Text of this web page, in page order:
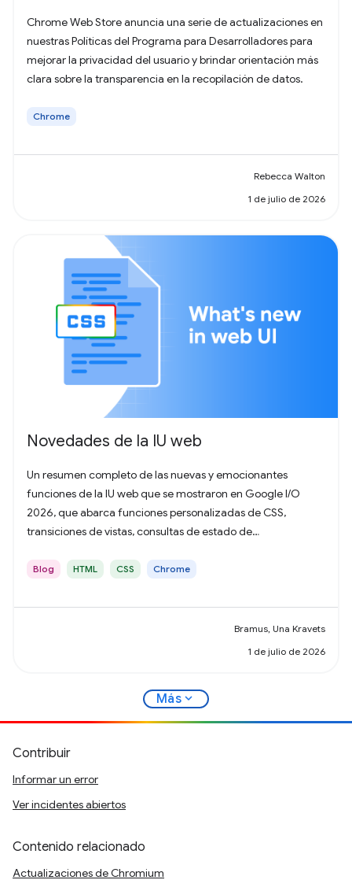
Chrome Web Store anuncia una serie de actualizaciones en
nuestras Políticas del Programa para Desarrolladores para
mejorar la privacidad del usuario y brindar orientación más
clara sobre la transparencia en la recopilación de datos.
Chrome
Rebecca Walton
1 de julio de 2026
Novedades de la IU web
Un resumen completo de las nuevas y emocionantes
funciones de la IU web que se mostraron en Google I/O
2026, que abarca funciones personalizadas de CSS,
transiciones de vistas, consultas de estado de
Blog HTML CSS Chrome
Bramus, Una Kravets
1 de julio de 2026
Más expand_more
Contribuir
Informar un error
Ver incidentes abiertos
Contenido relacionado
Actualizaciones de Chromium